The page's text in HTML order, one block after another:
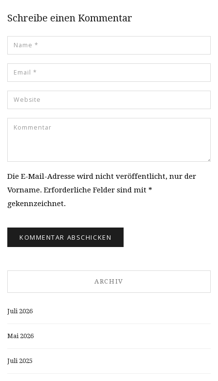
Schreibe einen Kommentar
Die E-Mail-Adresse wird nicht veröffentlicht, nur der
Vorname. Erforderliche Felder sind mit *
gekennzeichnet.
ARCHIV
Juli 2026
Mai 2026
Juli 2025